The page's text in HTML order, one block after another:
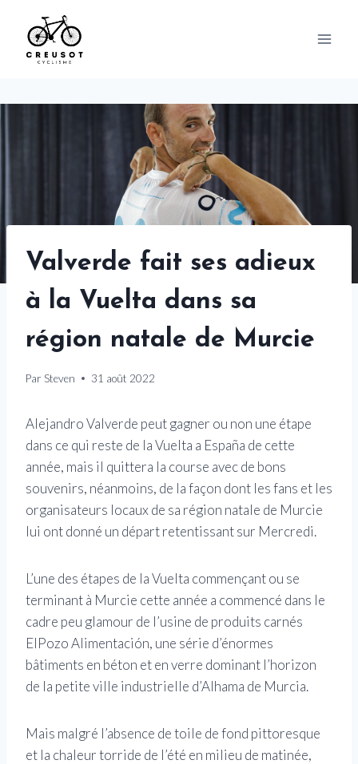
content
Valverde fait ses adieux
à la Vuelta dans sa
région natale de Murcie
Par Steven 31 août 2022
Alejandro Valverde peut gagner ou non une étape
dans ce qui reste de la Vuelta a España de cette
année, mais il quittera la course avec de bons
souvenirs, néanmoins, de la façon dont les fans et les
organisateurs locaux de sa région natale de Murcie
lui ont donné un départ retentissant sur Mercredi.
L’une des étapes de la Vuelta commençant ou se
terminant à Murcie cette année a commencé dans le
cadre peu glamour de l’usine de produits carnés
ElPozo Alimentación, une série d’énormes
bâtiments en béton et en verre dominant l’horizon
de la petite ville industrielle d’Alhama de Murcia.
Mais malgré l’absence de toile de fond pittoresque
et la chaleur torride de l’été en milieu de matinée,